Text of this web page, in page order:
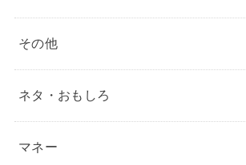
その他
ネタ・おもしろ
マネー